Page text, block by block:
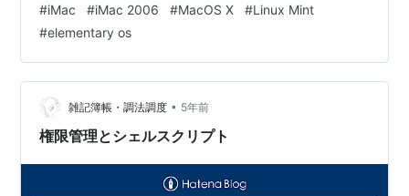
bitのCPUである。シングルスレッドはまあまあ速い RAM
も2GB積んでいる このマシンのむずかしいところは CPU
が64-bitなのにEFIが32-bitであるという特殊な…
#iMac #iMac 2006 #MacOS X #Linux Mint
#elementary os
雑記簿帳・調法調度 • 5年前
権限管理とシェルスクリプト